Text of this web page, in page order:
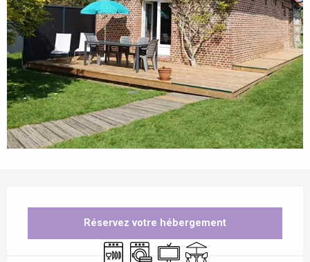
Réservez votre hébergement
Lave vaisselle
Lave lingeTélévision
Terrasse